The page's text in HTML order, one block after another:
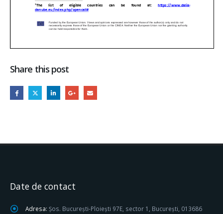
Share this post
Date de contact
Adresa: Șos. București-Ploiești 97E, sector 1, București, 013686